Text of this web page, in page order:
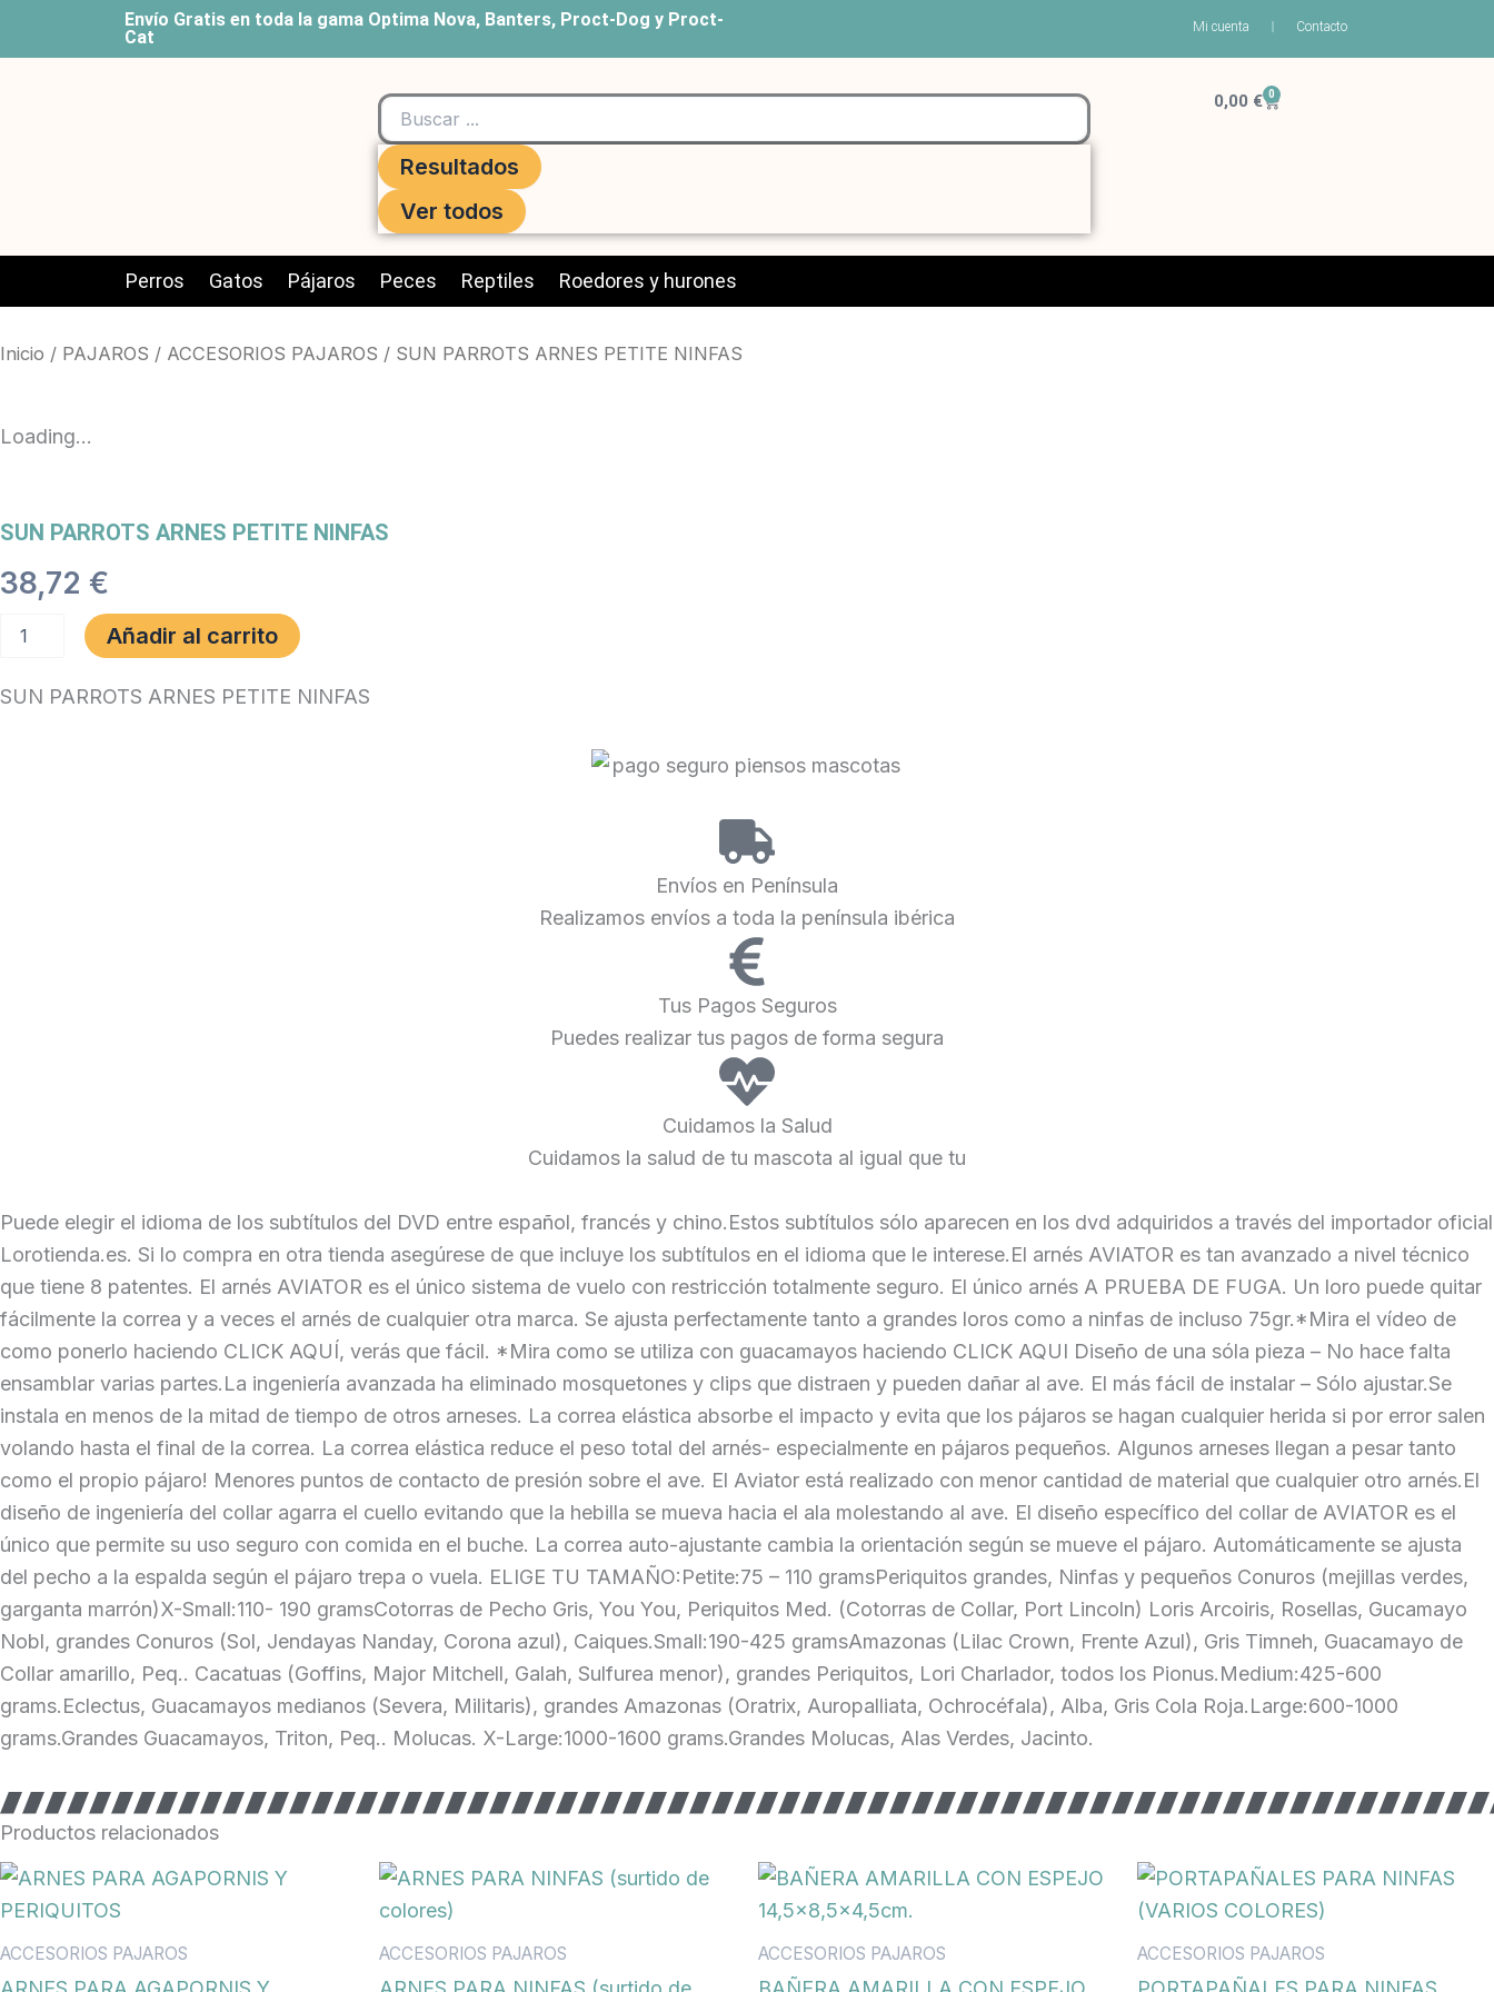
Envío Gratis en toda la gama Optima Nova, Banters, Proct-Dog y Proct-
Cat
Mi cuenta Contacto
Search
Resultados
Ver todos
0,00 € 0
Carrito
Perros Gatos Pájaros Peces Reptiles Roedores y hurones
Inicio / PAJAROS / ACCESORIOS PAJAROS / SUN PARROTS ARNES PETITE NINFAS
Loading...
SUN PARROTS ARNES PETITE NINFAS
38,72 €
PARROTS
PETITE
Añadir al carrito
SUN PARROTS ARNES PETITE NINFAS
Envíos en Península
Realizamos envíos a toda la península ibérica
Tus Pagos Seguros
Puedes realizar tus pagos de forma segura
Cuidamos la Salud
Cuidamos la salud de tu mascota al igual que tu
Puede elegir el idioma de los subtítulos del DVD entre español, francés y chino.Estos subtítulos sólo aparecen en los dvd adquiridos a través del importador oficial
Lorotienda.es. Si lo compra en otra tienda asegúrese de que incluye los subtítulos en el idioma que le interese.El arnés AVIATOR es tan avanzado a nivel técnico
que tiene 8 patentes. El arnés AVIATOR es el único sistema de vuelo con restricción totalmente seguro. El único arnés A PRUEBA DE FUGA. Un loro puede quitar
fácilmente la correa y a veces el arnés de cualquier otra marca. Se ajusta perfectamente tanto a grandes loros como a ninfas de incluso 75gr.*Mira el vídeo de
como ponerlo haciendo CLICK AQUÍ, verás que fácil. *Mira como se utiliza con guacamayos haciendo CLICK AQUI Diseño de una sóla pieza – No hace falta
ensamblar varias partes.La ingeniería avanzada ha eliminado mosquetones y clips que distraen y pueden dañar al ave. El más fácil de instalar – Sólo ajustar.Se
instala en menos de la mitad de tiempo de otros arneses. La correa elástica absorbe el impacto y evita que los pájaros se hagan cualquier herida si por error salen
volando hasta el final de la correa. La correa elástica reduce el peso total del arnés- especialmente en pájaros pequeños. Algunos arneses llegan a pesar tanto
como el propio pájaro! Menores puntos de contacto de presión sobre el ave. El Aviator está realizado con menor cantidad de material que cualquier otro arnés.El
diseño de ingeniería del collar agarra el cuello evitando que la hebilla se mueva hacia el ala molestando al ave. El diseño específico del collar de AVIATOR es el
único que permite su uso seguro con comida en el buche. La correa auto-ajustante cambia la orientación según se mueve el pájaro. Automáticamente se ajusta
del pecho a la espalda según el pájaro trepa o vuela. ELIGE TU TAMAÑO:Petite:75 – 110 gramsPeriquitos grandes, Ninfas y pequeños Conuros (mejillas verdes,
garganta marrón)X-Small:110- 190 gramsCotorras de Pecho Gris, You You, Periquitos Med. (Cotorras de Collar, Port Lincoln) Loris Arcoiris, Rosellas, Gucamayo
Nobl, grandes Conuros (Sol, Jendayas Nanday, Corona azul), Caiques.Small:190-425 gramsAmazonas (Lilac Crown, Frente Azul), Gris Timneh, Guacamayo de
Collar amarillo, Peq.. Cacatuas (Goffins, Major Mitchell, Galah, Sulfurea menor), grandes Periquitos, Lori Charlador, todos los Pionus.Medium:425-600
grams.Eclectus, Guacamayos medianos (Severa, Militaris), grandes Amazonas (Oratrix, Auropalliata, Ochrocéfala), Alba, Gris Cola Roja.Large:600-1000
grams.Grandes Guacamayos, Triton, Peq.. Molucas. X-Large:1000-1600 grams.Grandes Molucas, Alas Verdes, Jacinto.
Productos relacionados
ACCESORIOS PAJAROS ACCESORIOS PAJAROS ACCESORIOS PAJAROS ACCESORIOS PAJAROS